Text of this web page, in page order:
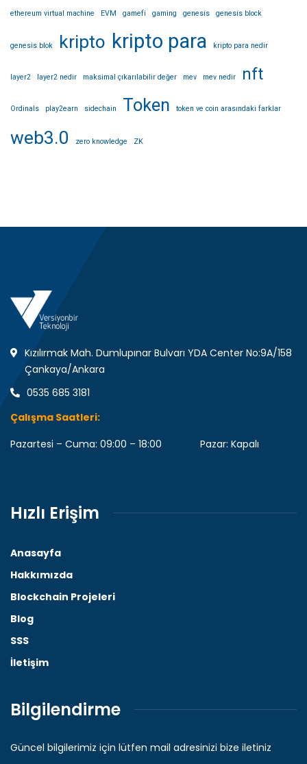
ethereum virtual machine EVM gamefi gaming genesis genesis block
genesis blok kripto kripto para kripto para nedir
layer2 layer2 nedir maksimal çıkarılabilir değer mev mev nedir nft
Ordinals play2earn sidechain Token token ve coin arasındaki farklar
web3.0 zero knowledge ZK
Kızılırmak Mah. Dumlupınar Bulvarı YDA Center No:9A/158
Çankaya/Ankara
0535 685 3181
Çalışma Saatleri:
Pazartesi – Cuma: 09:00 – 18:00 Pazar: Kapalı
Hızlı Erişim
Anasayfa
Hakkımızda
Blockchain Projeleri
Blog
SSS
İletişim
Bilgilendirme
Güncel bilgilerimiz için lütfen mail adresinizi bize iletiniz